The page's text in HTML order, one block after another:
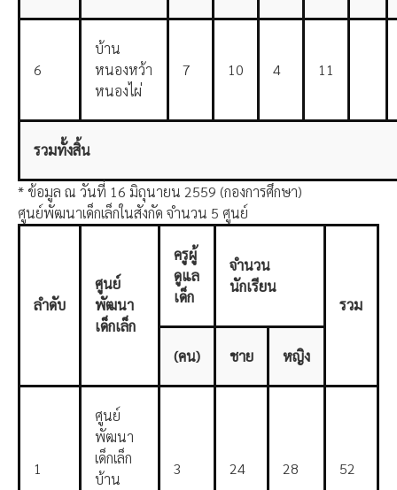
6
บ้าน
หนองหว้า
หนองไผ่
7 10 4 11
รวมทั้งสิ้น
* ข้อมูล ณ วันที่ 16 มิถุนายน 2559 (กองการศึกษา)
ศูนย์พัฒนาเด็กเล็กในสังกัด จำนวน 5 ศูนย์
ลำดับ
ศูนย์
พัฒนา
เด็กเล็ก
ครูผู้
ดูแล
เด็ก
จำนวน
นักเรียน
รวม
(คน) ชาย หญิง
1
ศูนย์
พัฒนา
เด็กเล็ก
บ้าน
3 24 28 52